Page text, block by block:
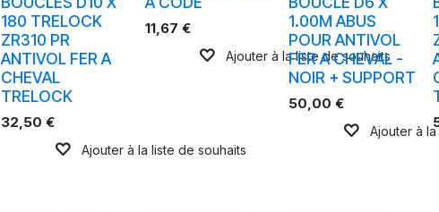
180 TRELOCK
ZR310 PR
ANTIVOL FER A
CHEVAL
TRELOCK
32,50 €
Ajouter à la liste de souhaits
11,67 €
Ajouter à la liste de souhaits
1.00M ABUS
POUR ANTIVOL
FER A CHEVAL -
NOIR + SUPPORT
50,00 €
Ajouter à